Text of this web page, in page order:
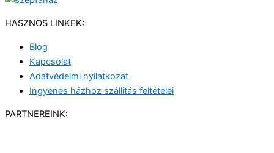
HASZNOS LINKEK:
Blog
Kapcsolat
Adatvédelmi nyilatkozat
Ingyenes házhoz szállitás feltételei
PARTNEREINK: